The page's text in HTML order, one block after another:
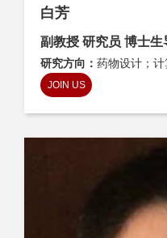
白芳
副教授 研究员 博士生
研究方向： 药物设计；
JOIN US